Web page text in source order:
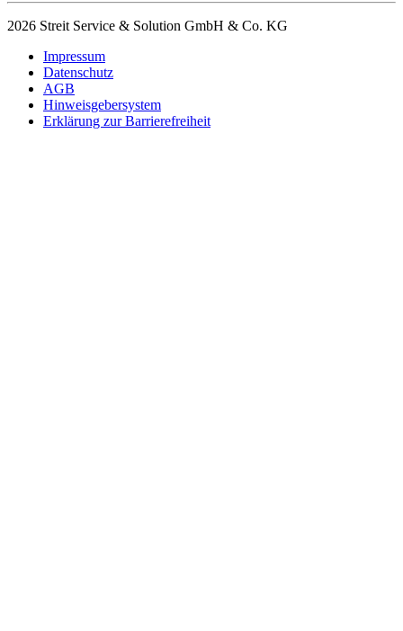
2026 Streit Service & Solution GmbH & Co. KG
Impressum
Datenschutz
AGB
Hinweisgebersystem
Erklärung zur Barrierefreiheit